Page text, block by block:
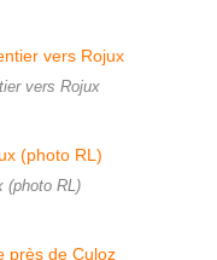
vers Rojux
(photo RL)